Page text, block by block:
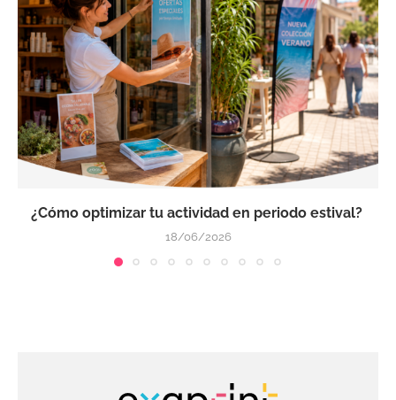
¿Cómo optimizar tu actividad en periodo estival?
18/06/2026